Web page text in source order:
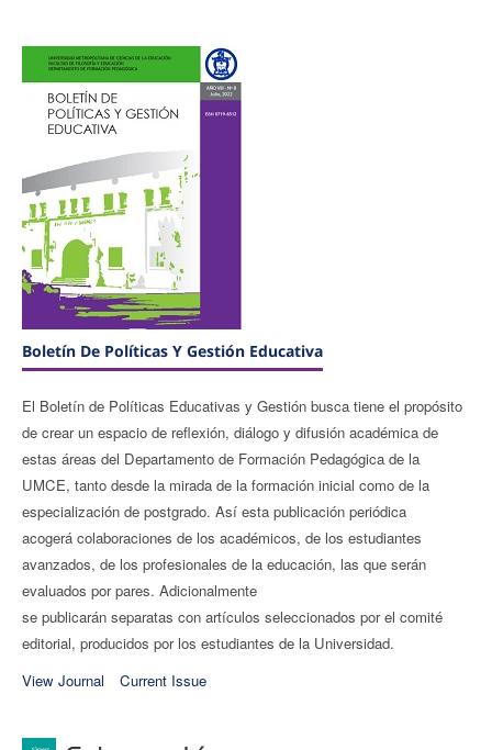
Boletín De Políticas Y Gestión Educativa
El Boletín de Políticas Educativas y Gestión busca tiene el propósito
de crear un espacio de reflexión, diálogo y difusión académica de
estas áreas del Departamento de Formación Pedagógica de la
UMCE, tanto desde la mirada de la formación inicial como de la
especialización de postgrado. Así esta publicación periódica
acogerá colaboraciones de los académicos, de los estudiantes
avanzados, de los profesionales de la educación, las que serán
evaluados por pares. Adicionalmente
se publicarán separatas con artículos seleccionados por el comité
editorial, producidos por los estudiantes de la Universidad.
View Journal
Current Issue